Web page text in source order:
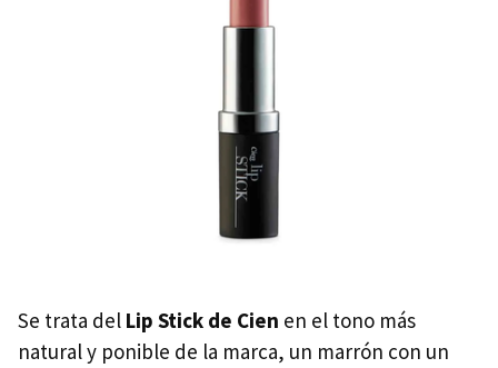
Se trata del Lip Stick de Cien en el tono más
natural y ponible de la marca, un marrón con un